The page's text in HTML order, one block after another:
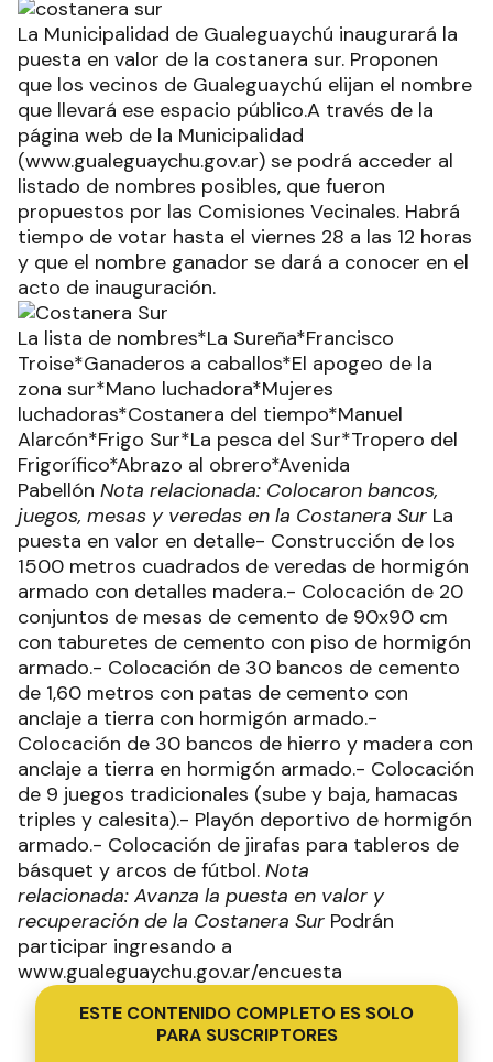
La Municipalidad de Gualeguaychú inaugurará la
puesta en valor de la costanera sur. Proponen
que los vecinos de Gualeguaychú elijan el nombre
que llevará ese espacio público.A través de la
página web de la Municipalidad
(www.gualeguaychu.gov.ar) se podrá acceder al
listado de nombres posibles, que fueron
propuestos por las Comisiones Vecinales. Habrá
tiempo de votar hasta el viernes 28 a las 12 horas
y que el nombre ganador se dará a conocer en el
acto de inauguración.
La lista de nombres*La Sureña*Francisco
Troise*Ganaderos a caballos*El apogeo de la
zona sur*Mano luchadora*Mujeres
luchadoras*Costanera del tiempo*Manuel
Alarcón*Frigo Sur*La pesca del Sur*Tropero del
Frigorífico*Abrazo al obrero*Avenida
Pabellón Nota relacionada: Colocaron bancos,
juegos, mesas y veredas en la Costanera Sur La
puesta en valor en detalle- Construcción de los
1500 metros cuadrados de veredas de hormigón
armado con detalles madera.- Colocación de 20
conjuntos de mesas de cemento de 90x90 cm
con taburetes de cemento con piso de hormigón
armado.- Colocación de 30 bancos de cemento
de 1,60 metros con patas de cemento con
anclaje a tierra con hormigón armado.-
Colocación de 30 bancos de hierro y madera con
anclaje a tierra en hormigón armado.- Colocación
de 9 juegos tradicionales (sube y baja, hamacas
triples y calesita).- Playón deportivo de hormigón
armado.- Colocación de jirafas para tableros de
básquet y arcos de fútbol. Nota
relacionada: Avanza la puesta en valor y
recuperación de la Costanera Sur Podrán
participar ingresando a
www.gualeguaychu.gov.ar/encuesta
ESTE CONTENIDO COMPLETO ES SOLO
PARA SUSCRIPTORES